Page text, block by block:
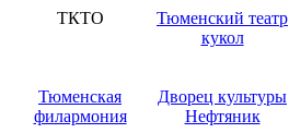
ТКТО
Тюменский театр
кукол
Тюменская
филармония
Дворец культуры
Нефтяник